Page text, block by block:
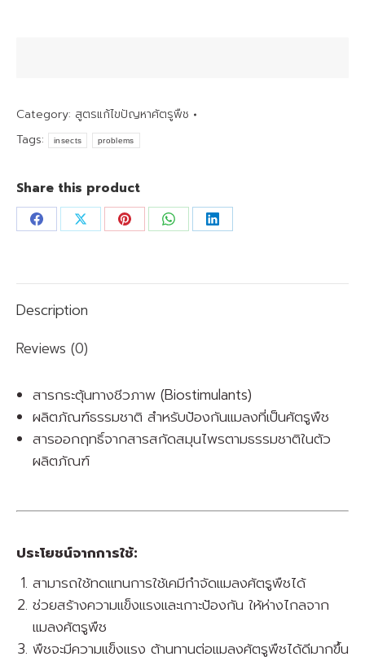
Category: สูตรแก้ไขปัญหาศัตรูพืช
Tags:
insects problems
Share this product
Share
Facebook
Share
X
Share
Pinterest
Share
WhatsApp
Share
LinkedIn
Description
Reviews (0)
สารกระตุ้นทางชีวภาพ (Biostimulants)
ผลิตภัณฑ์ธรรมชาติ สำหรับป้องกันแมลงที่เป็นศัตรูพืช
สารออกฤทธิ์จากสารสกัดสมุนไพรตามธรรมชาติในตัว
ผลิตภัณฑ์
ประโยชน์จากการใช้:
สามารถใช้ทดแทนการใช้เคมีกำจัดแมลงศัตรูพืชได้
ช่วยสร้างความแข็งแรงและเกาะป้องกัน ให้ห่างไกลจาก
แมลงศัตรูพืช
พืชจะมีความแข็งแรง ต้านทานต่อแมลงศัตรูพืชได้ดีมากขึ้น